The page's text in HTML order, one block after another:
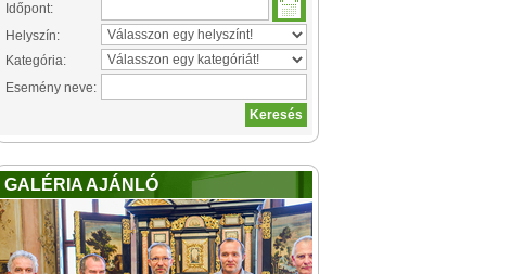
Időpont:
Helyszín:
Kategória:
Esemény neve:
GALÉRIA AJÁNLÓ